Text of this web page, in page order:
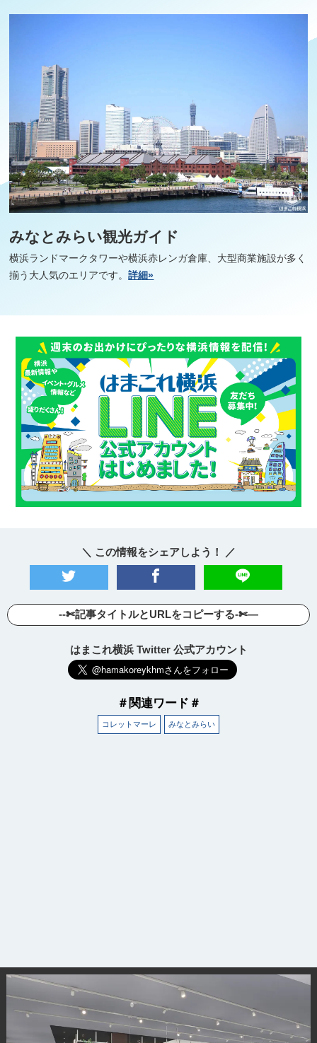
みなとみらい観光ガイド
横浜ランドマークタワーや横浜赤レンガ倉庫、大型商業施設が多く
揃う大人気のエリアです。詳細»
＼ この情報をシェアしよう！ ／
--✄記事タイトルとURLをコピーする-✄—
はまこれ横浜 Twitter 公式アカウント
＃関連ワード＃
コレットマーレ みなとみらい